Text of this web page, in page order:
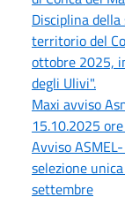
Disciplina
territorio del
ottobre 2025,
degli Ulivi".
Maxi avviso
15.10.2025
Avviso
selezione
settembre